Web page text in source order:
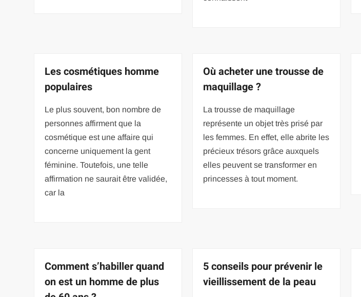
Les cosmétiques homme
populaires
Le plus souvent, bon nombre de
personnes affirment que la
cosmétique est une affaire qui
concerne uniquement la gent
féminine. Toutefois, une telle
affirmation ne saurait être validée,
car la
Où acheter une trousse de
maquillage ?
La trousse de maquillage
représente un objet très prisé par
les femmes. En effet, elle abrite les
précieux trésors grâce auxquels
elles peuvent se transformer en
princesses à tout moment.
Comment s’habiller quand
on est un homme de plus
5 conseils pour prévenir le
vieillissement de la peau